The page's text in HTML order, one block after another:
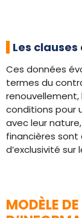
Les
Ces données
termes du
conditions pour
avec leur
financières sont
d’exclusivité
MODÈLE